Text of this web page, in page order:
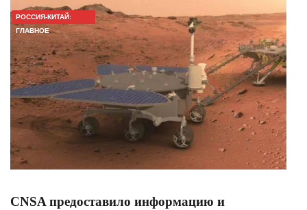
РОССИЯ-КИТАЙ:
ГЛАВНОЕ
CNSA предоставило информацию и